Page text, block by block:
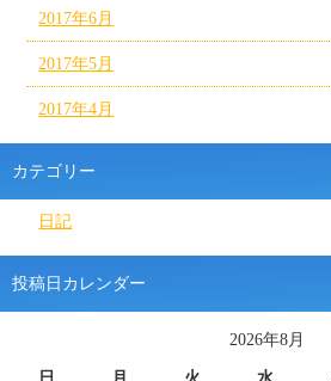
2017年6月
2017年5月
2017年4月
カテゴリー
日記
投稿日カレンダー
2026年8月